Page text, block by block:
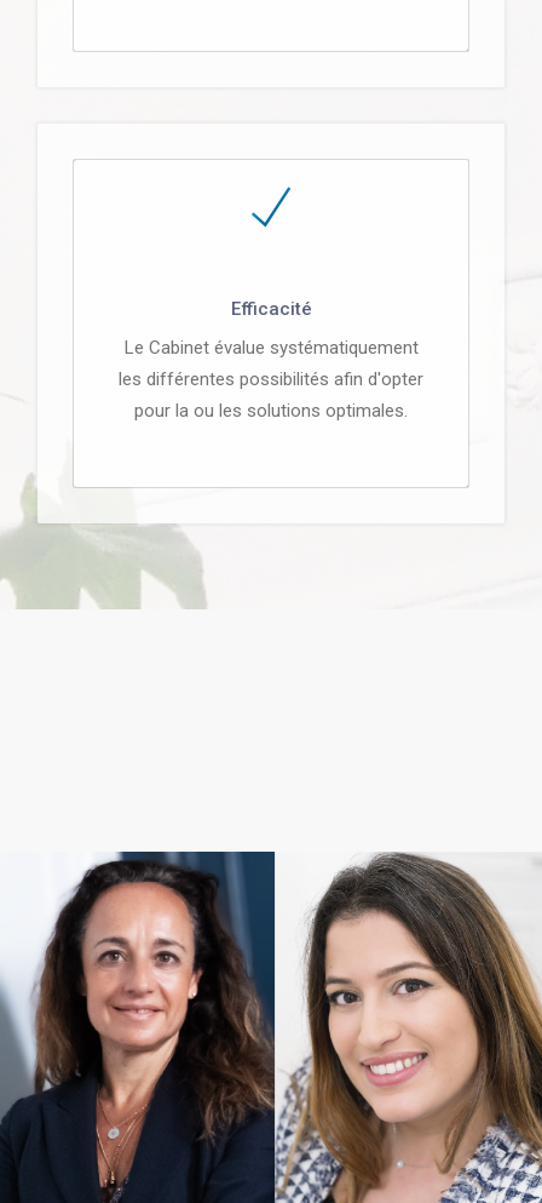
Efficacité
Le Cabinet évalue systématiquement
les différentes possibilités afin d'opter
pour la ou les solutions optimales.